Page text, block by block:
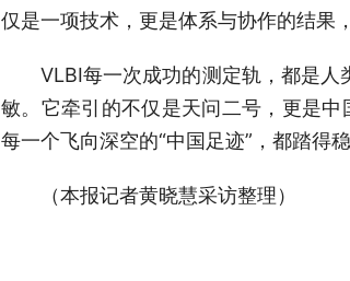
仅是一项技术，更是体系与协作的结果
VLBI每一次成功的测定轨，都是人类
敏。它牵引的不仅是天问二号，更是
每一个飞向深空的“中国足迹”，都踏得
（本报记者黄晓慧采访整理）